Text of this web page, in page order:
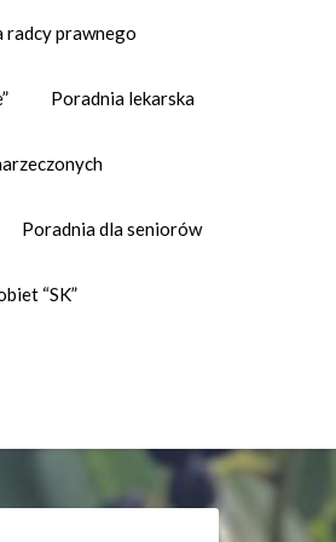
radcy prawnego
Poradnia lekarska
Poradnia dla seniorów
“SK”